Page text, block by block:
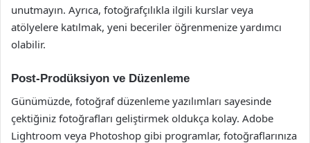
unutmayın. Ayrıca, fotoğrafçılıkla ilgili kurslar veya
atölyelere katılmak, yeni beceriler öğrenmenize yardımcı
olabilir.
Post-Prodüksiyon ve Düzenleme
Günümüzde, fotoğraf düzenleme yazılımları sayesinde
çektiğiniz fotoğrafları geliştirmek oldukça kolay. Adobe
Lightroom veya Photoshop gibi programlar, fotoğraflarınıza